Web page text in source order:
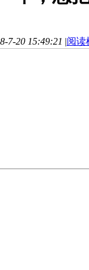
7-20 15:49:21 |阅读